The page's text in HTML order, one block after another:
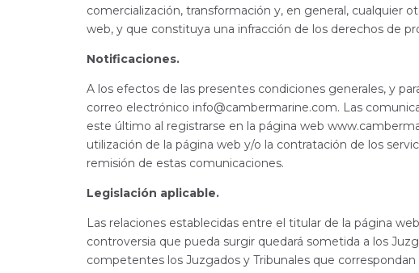
comercialización, transformación y, en general, cualquier
web, y que constituya una infracción de los derechos de
Notificaciones.
A los efectos de las presentes condiciones generales, y
correo electrónico info@cambermarine.com. Las
este último al registrarse en la página web
utilización de la página web y/o la contratación de los
remisión de estas comunicaciones.
Legislación aplicable.
Las relaciones establecidas entre el titular de la página
controversia que pueda surgir quedará sometida a los
competentes los Juzgados y Tribunales que